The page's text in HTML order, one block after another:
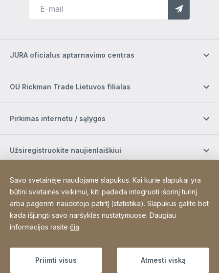
JURA oficialus aptarnavimo centras
OU Rickman Trade Lietuvos filialas
Pirkimas internetu / sąlygos
Užsiregistruokite naujienlaiškiui
Socialinė žiniasklaida
Site Web
[Website information]
Padėkos Sitemap
Copyright © 2026
Savo svetainėje naudojame slapukus. Kai kurie slapukai yra
būtini svetainės veikimui, kiti padeda integruoti išorinį turinį
arba pagerinti naudotojo patirtį (statistika). Slapukus galite bet
kada išjungti savo naršyklės nustatymuose. Daugiau
informacijos rasite čia.
Priimti visus Atmesti viską